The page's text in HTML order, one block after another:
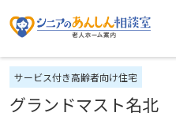
サービス付き高齢者向け住宅
グランドマスト名北